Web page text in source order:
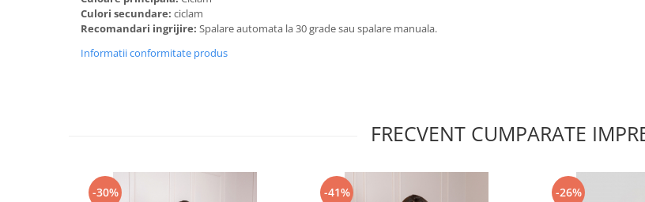
Culori secundare: ciclam
Recomandari ingrijire: Spalare automata la 30 grade sau spalare manuala.
Informatii conformitate produs
FRECVENT CUMPARATE
-30% -41% -26%